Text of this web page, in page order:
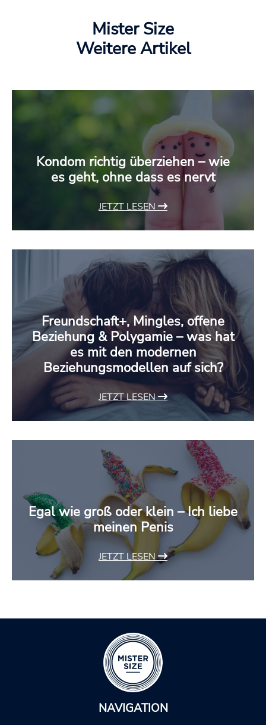
Mister Size
Weitere Artikel
Kondom richtig überziehen – wie
es geht, ohne dass es nervt
JETZT LESEN
Freundschaft+, Mingles, offene
Beziehung & Polygamie – was hat
es mit den modernen
Beziehungsmodellen auf sich?
JETZT LESEN
Egal wie groß oder klein – Ich liebe
meinen Penis
JETZT LESEN
NAVIGATION